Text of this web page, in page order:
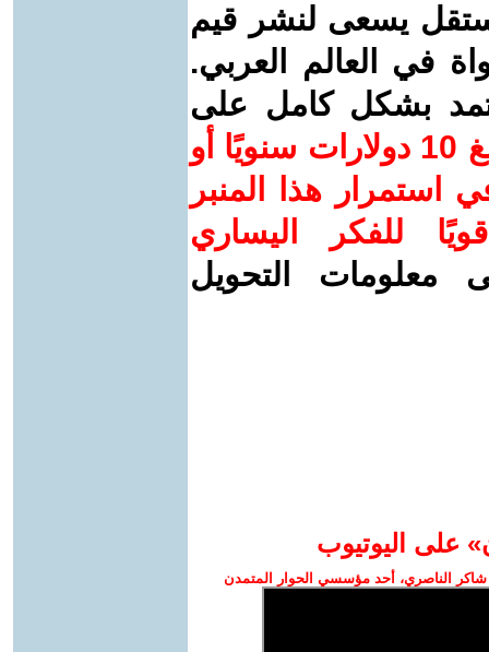
يسعى لنشر قيم
في العالم العربي.
بشكل كامل على
ساهم/ي معنا! بدعمكم بمبلغ 10 دولارات سنويًا أو
استمرار هذا المنبر
للفكر اليساري
معلومات التحويل
على اليوتيوب
الناصري، أحد مؤسسي الحوار المتمدن